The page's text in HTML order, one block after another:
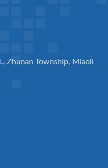
Zhunan Township, Miaoli